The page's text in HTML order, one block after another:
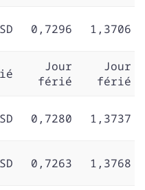
0,7296 1,3706
Jour
férié
Jour
férié
0,7280 1,3737
0,7263 1,3768